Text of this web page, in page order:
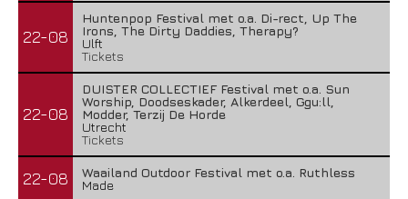
22-08
Huntenpop Festival met o.a. Di-rect, Up The
Irons, The Dirty Daddies, Therapy?
Ulft
Tickets
22-08
DUISTER COLLECTIEF Festival met o.a. Sun
Worship, Doodseskader, Alkerdeel, Ggu:ll,
Modder, Terzij De Horde
Utrecht
Tickets
22-08
Waailand Outdoor Festival met o.a. Ruthless
Made